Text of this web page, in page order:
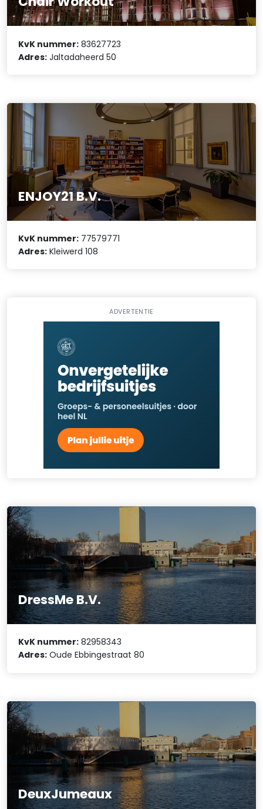
KvK nummer: 83627723
Adres: Jaltadaheerd 50
ENJOY21 B.V.
KvK nummer: 77579771
Adres: Kleiwerd 108
ADVERTENTIE
DressMe B.V.
KvK nummer: 82958343
Adres: Oude Ebbingestraat 80
DeuxJumeaux